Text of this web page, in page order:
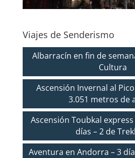
Viajes de Senderismo
Albarracín en fin de
Cultura
Ascensión Invernal al
3.051 metros de
Ascensión Toubkal
días – 2 de
Aventura en Andorra – 3